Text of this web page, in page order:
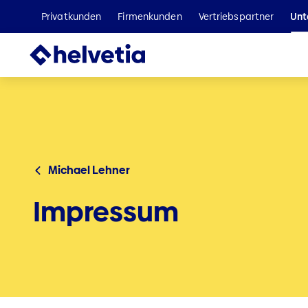
Privatkunden Firmenkunden Vertriebspartner
Michael Lehner
Impressum